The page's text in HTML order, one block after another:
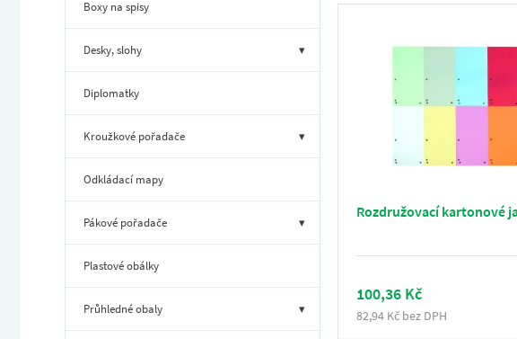
Boxy na spisy
Desky, slohy ▾
Diplomatky
Kroužkové pořadače ▾
Odkládací mapy
Pákové pořadače ▾
Plastové obálky
Průhledné obaly ▾
Rozdružovací kartonové
100,36 Kč
82,94 Kč bez DPH